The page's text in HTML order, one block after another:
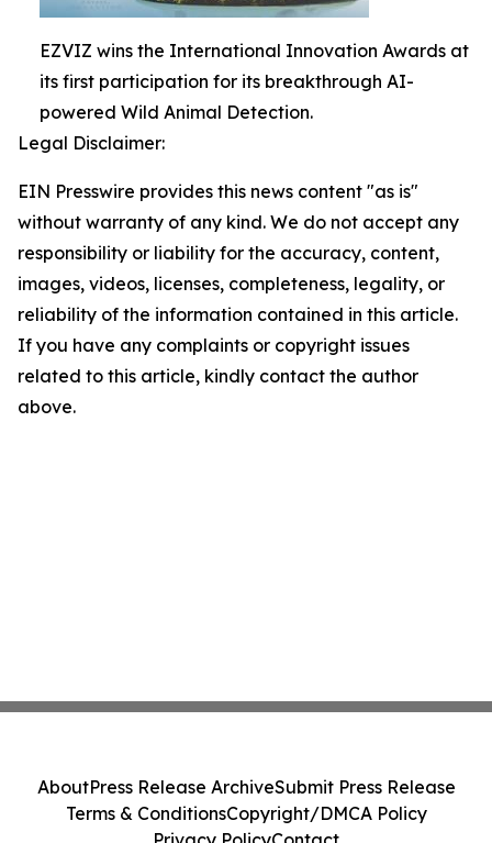
EZVIZ wins the International Innovation Awards at
its first participation for its breakthrough AI-
powered Wild Animal Detection.
Legal Disclaimer:
EIN Presswire provides this news content "as is"
without warranty of any kind. We do not accept any
responsibility or liability for the accuracy, content,
images, videos, licenses, completeness, legality, or
reliability of the information contained in this article.
If you have any complaints or copyright issues
related to this article, kindly contact the author
above.
AboutPress Release ArchiveSubmit Press Release
Terms & ConditionsCopyright/DMCA Policy